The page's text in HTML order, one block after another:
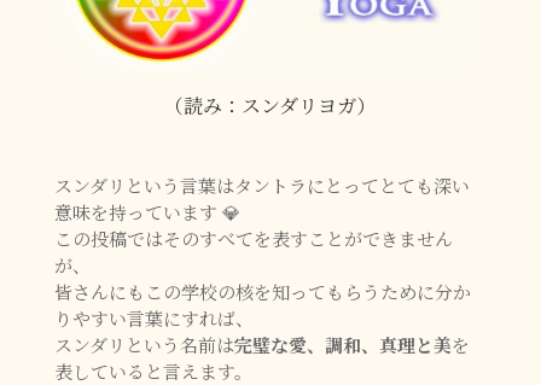
（読み：スンダリヨガ）
スンダリという言葉はタントラにとってとても深い
意味を持っています 💎
この投稿ではそのすべてを表すことができません
が、
皆さんにもこの学校の核を知ってもらうために分か
りやすい言葉にすれば、
スンダリという名前は完璧な愛、調和、真理と美を
表していると言えます。